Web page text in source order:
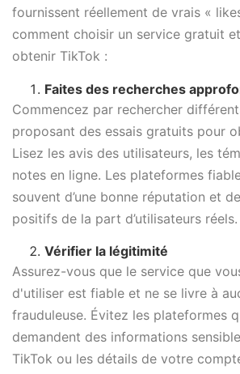
fournissent réellement de vrais «
comment choisir un service gratuit
obtenir TikTok :
Faites des recherches
Commencez par rechercher
proposant des essais gratuits pour
Lisez les avis des utilisateurs, les
notes en ligne. Les plateformes
souvent d’une bonne réputation et
positifs de la part d’utilisateurs réels.
Vérifier la légitimité
Assurez-vous que le service que
d'utiliser est fiable et ne se livre à
frauduleuse. Évitez les plateformes
demandent des informations
TikTok ou les détails de votre